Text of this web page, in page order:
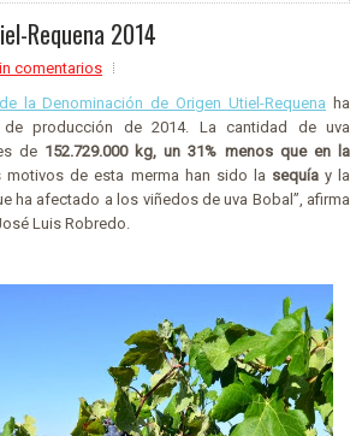
Requena 2014
comentarios
la Denominación de Origen Utiel-Requena ha
producción de 2014. La cantidad de uva
de 152.729.000 kg, un 31% menos que en la
motivos de esta merma han sido la sequíay la
ha afectado a los viñedos de uva Bobal”, afirma
Luis Robredo.